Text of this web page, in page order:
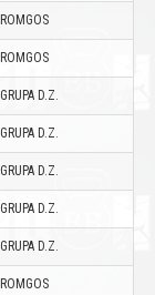
ROMGOS
ROMGOS
GRUPA D.Z.
GRUPA D.Z.
GRUPA D.Z.
GRUPA D.Z.
GRUPA D.Z.
ROMGOS